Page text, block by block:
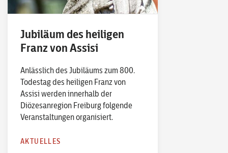
Jubiläum des heiligen
Franz von Assisi
Anlässlich des Jubiläums zum 800.
Todestag des heiligen Franz von
Assisi werden innerhalb der
Diözesanregion Freiburg folgende
Veranstaltungen organisiert.
AKTUELLES